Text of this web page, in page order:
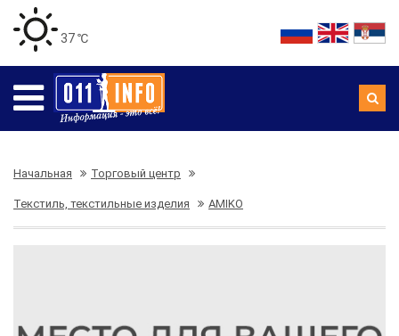
37 ℃
Начальная Торговый центр
Текстиль, текстильные изделия AMIKO